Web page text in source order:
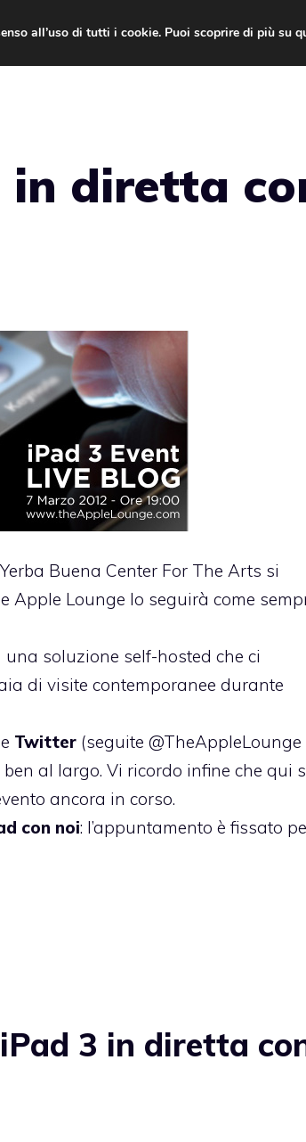
in diretta
Buena Center For The Arts si
Apple Lounge lo seguirà come
una soluzione self-hosted che ci
di visite contemporanee durante
Twitter (seguite @TheAppleLounge
al largo. Vi ricordo infine che qui
ancora in corso.
con noi: l’appuntamento è fissato
3 in diretta
all’uso di tutti i cookie. Puoi scoprire di più su